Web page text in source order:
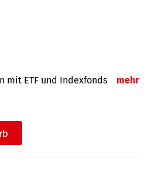
mit ETF und Indexfonds mehr